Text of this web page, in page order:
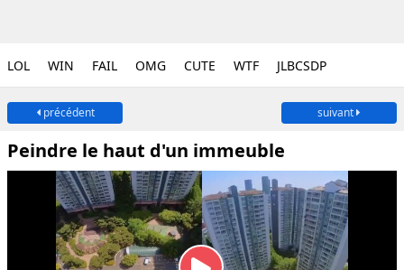
LOL WIN FAIL OMG CUTE WTF JLBCSDP
précédent suivant
Peindre le haut d'un immeuble